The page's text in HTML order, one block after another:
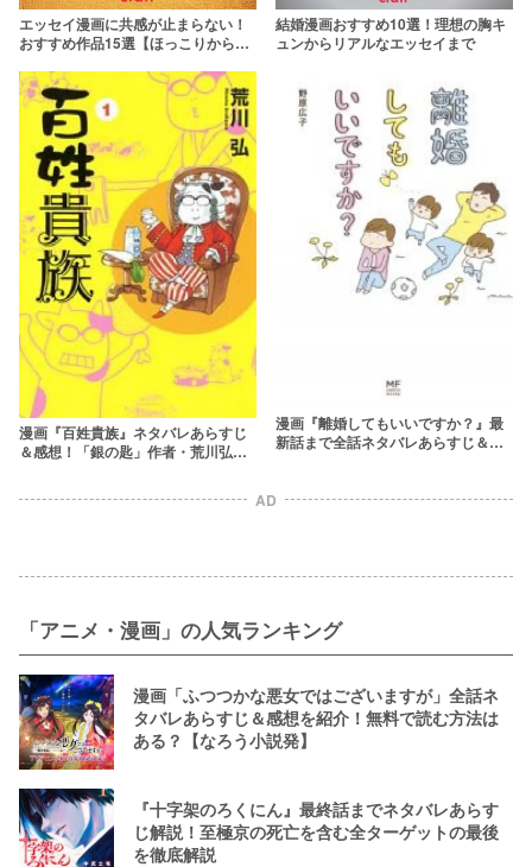
エッセイ漫画に共感が止まらない！
おすすめ作品15選【ほっこりから衝
結婚漫画おすすめ10選！理想の胸キ
ュンからリアルなエッセイまで
漫画『百姓貴族』ネタバレあらすじ
＆感想！「銀の匙」作者・荒川弘の
漫画『離婚してもいいですか？』最
新話まで全話ネタバレあらすじ＆感
AD
「アニメ・漫画」の人気ランキング
漫画「ふつつかな悪女ではございますが」全話ネ
タバレあらすじ＆感想を紹介！無料で読む方法は
ある？【なろう小説発】
『十字架のろくにん』最終話までネタバレあらす
じ解説！至極京の死亡を含む全ターゲットの最後
を徹底解説